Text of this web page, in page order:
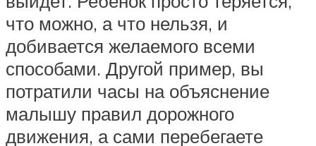
что можно, а что нельзя, и
добивается желаемого всеми
способами. Другой пример, вы
потратили часы на объяснение
малышу правил дорожного
движения, а сами перебегаете